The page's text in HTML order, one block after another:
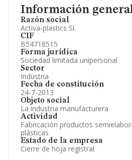
Información
Razón social
Activa-plastics Sl.
CIF
B54718515
Forma jurídica
Sociedad limitada unipersonal
Sector
Industria
Fecha de constitución
24-7-2013
Objeto social
La industria manufacturera
Actividad
Fabricación productos
plásticas
Estado de la empresa
Cierre de hoja registral
Información oficial y registral